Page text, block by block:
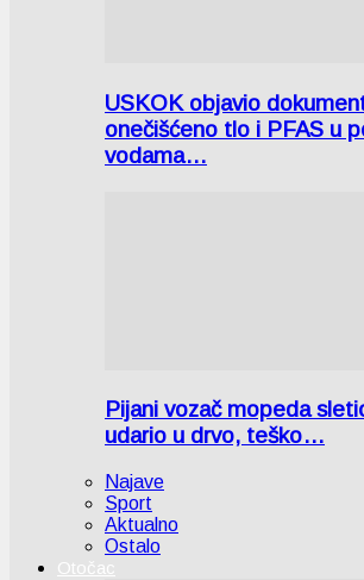
USKOK objavio
onečišćeno tlo i PFAS u
vodama…
Pijani vozač mopeda
udario u drvo, teško…
Najave
Sport
Aktualno
Ostalo
Otočac